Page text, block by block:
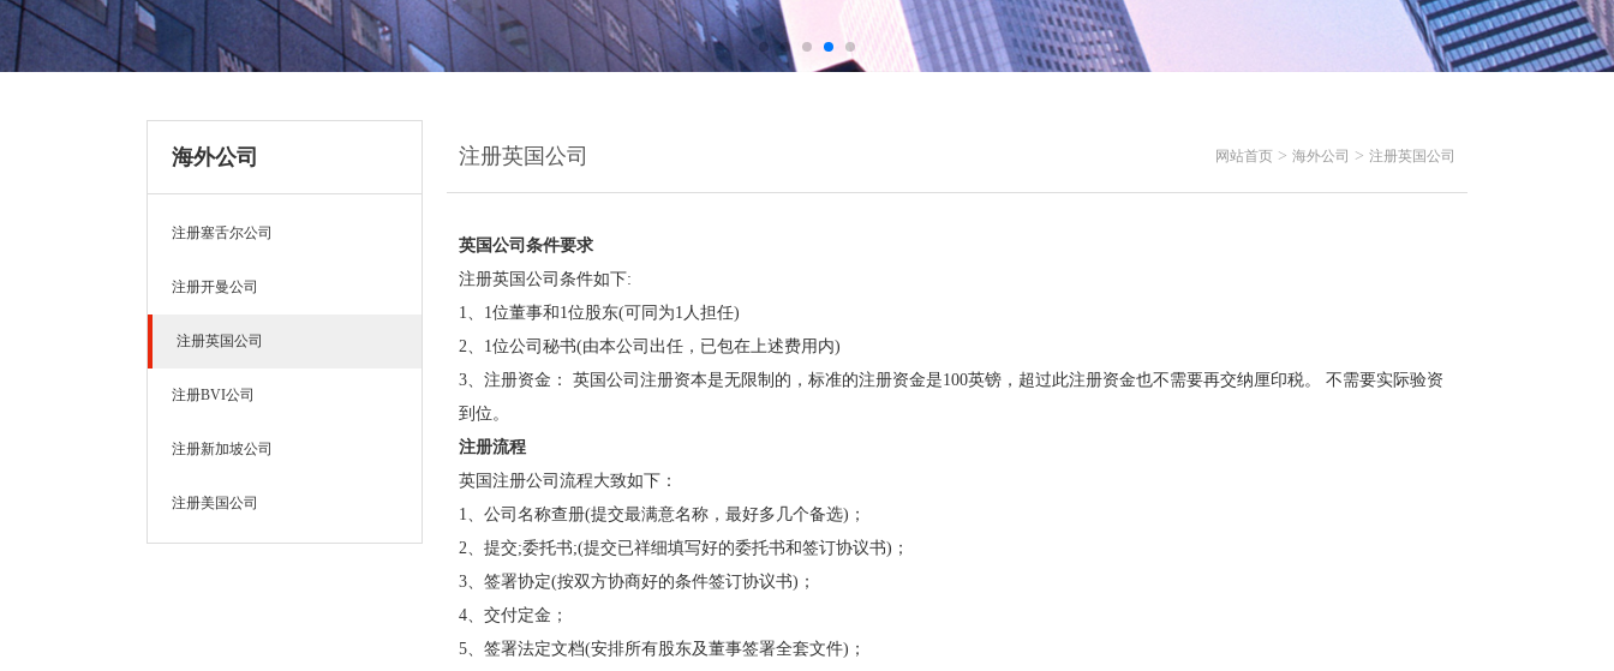
海外公司
注册塞舌尔公司
注册开曼公司
注册英国公司
注册BVI公司
注册新加坡公司
注册美国公司
注册英国公司 网站首页 > 海外公司 > 注册英国公司
英国公司条件要求
注册英国公司条件如下:
1、 1位董事和1位股东(可同为1人担任)
2、 1位公司秘书(由本公司出任，已包在上述费用内)
3、 注册资金： 英国公司注册资本是无限制的，标准的注册资金是100英镑，超过此注册资金也不需要再交纳厘印税。 不需要实际验资
到位。
注册流程
英国注册公司流程大致如下：
1、 公司名称查册(提交最满意名称，最好多几个备选)；
2、 提交;委托书;(提交已祥细填写好的委托书和签订协议书)；
3、 签署协定(按双方协商好的条件签订协议书)；
4、 交付定金；
5、 签署法定文档(安排所有股东及董事签署全套文件)；